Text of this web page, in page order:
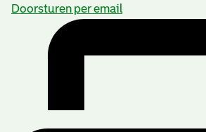
Doorsturen per email